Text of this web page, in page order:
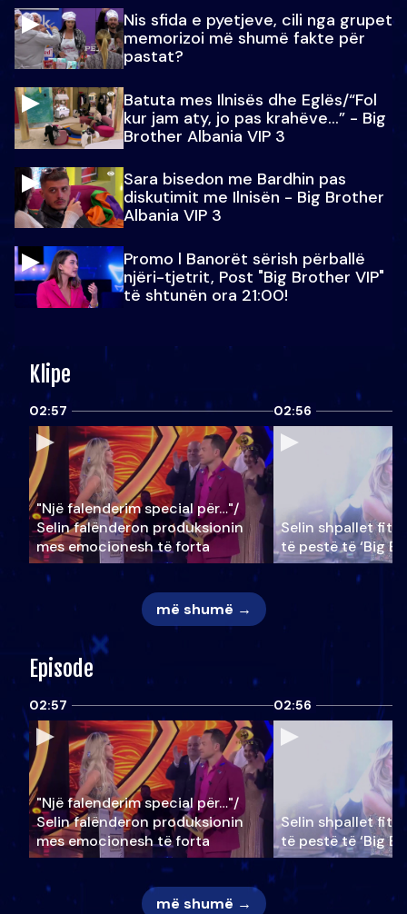
Nis sfida e pyetjeve, cili nga grupet
memorizoi më shumë fakte për
pastat?
Batuta mes Ilnisës dhe Eglës/“Fol
kur jam aty, jo pas krahëve…” - Big
Brother Albania VIP 3
Sara bisedon me Bardhin pas
diskutimit me Ilnisën - Big Brother
Albania VIP 3
Promo l Banorët sërish përballë
njëri-tjetrit, Post "Big Brother VIP"
të shtunën ora 21:00!
Klipe
02:57
"Një falenderim special për…"/
Selin falënderon produksionin
mes emocionesh të forta
02:56
Selin shpallet
të pestë të ‘Big
më shumë →
Episode
02:57
"Një falenderim special për…"/
Selin falënderon produksionin
mes emocionesh të forta
02:56
Selin shpallet
të pestë të ‘Big
më shumë →